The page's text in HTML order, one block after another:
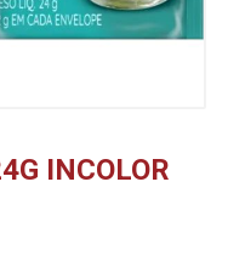
INCOLOR